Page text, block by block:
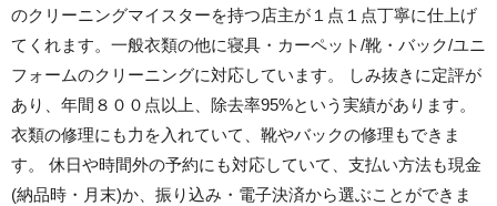
のクリーニングマイスターを持つ店主が１点１点丁寧に仕上げ
てくれます。一般衣類の他に寝具・カーペット/靴・バック/ユニ
フォームのクリーニングに対応しています。 しみ抜きに定評が
あり、年間８００点以上、除去率95%という実績があります。
衣類の修理にも力を入れていて、靴やバックの修理もできま
す。 休日や時間外の予約にも対応していて、支払い方法も現金
(納品時・月末)か、振り込み・電子決済から選ぶことができま